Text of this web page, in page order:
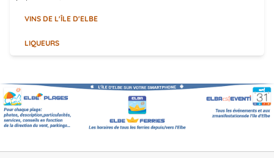
VINS DE L'ÎLE D'ELBE
LIQUEURS